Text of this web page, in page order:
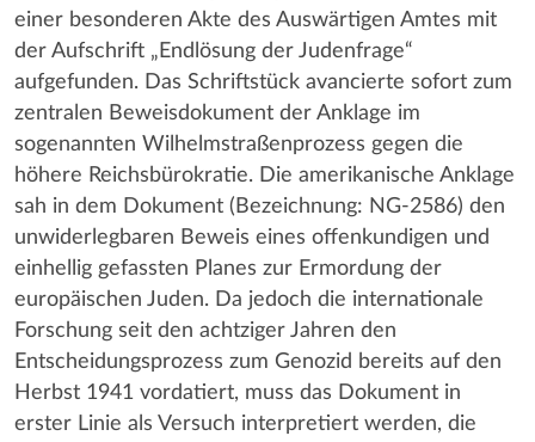
einer besonderen Akte des Auswärtigen Amtes mit
der Aufschrift „Endlösung der Judenfrage“
aufgefunden. Das Schriftstück avancierte sofort zum
zentralen Beweisdokument der Anklage im
sogenannten Wilhelmstraßenprozess gegen die
höhere Reichsbürokratie. Die amerikanische Anklage
sah in dem Dokument (Bezeichnung: NG-2586) den
unwiderlegbaren Beweis eines offenkundigen und
einhellig gefassten Planes zur Ermordung der
europäischen Juden. Da jedoch die internationale
Forschung seit den achtziger Jahren den
Entscheidungsprozess zum Genozid bereits auf den
Herbst 1941 vordatiert, muss das Dokument in
erster Linie als Versuch interpretiert werden, die